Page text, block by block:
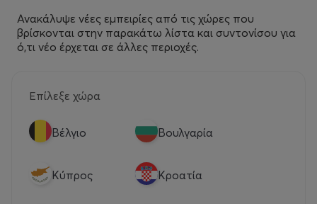
Ανακάλυψε νέες εμπειρίες από τις χώρες που
βρίσκονται στην παρακάτω λίστα και συντονίσου για
ό,τι νέο έρχεται σε άλλες περιοχές.
Επίλεξε χώρα
Βέλγιο Βουλγαρία
Κύπρος Κροατία